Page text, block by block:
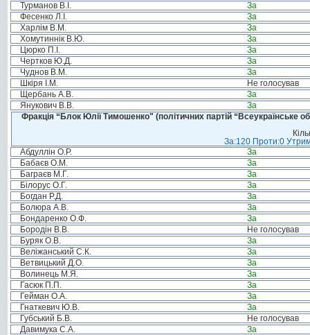
Турманов В.І.
За
Фесенко Л.І.
За
Харлім В.М.
За
Хомутиннік В.Ю.
За
Цюрко П.І.
За
Чертков Ю.Д.
За
Чуднов В.М.
За
Шкіря І.М.
Не голосував
Щербань А.В.
За
Янукович В.В.
За
Фракція “Блок Юлії Тимошенко" (політичних партій “Всеукраїнське
За:120 Проти:0
Абдуллін О.Р.
За
Бабаєв О.М.
За
Баграєв М.Г.
За
Білорус О.Г.
За
Богдан Р.Д.
За
Болюра А.В.
За
Бондаренко О.Ф.
За
Бородін В.В.
Не голосував
Буряк О.В.
За
Веліжанський С.К.
За
Ветвицький Д.О.
За
Волинець М.Я.
За
Гасюк П.П.
За
Гейман О.А.
За
Гнаткевич Ю.В.
За
Губський Б.В.
Не голосував
Давимука С.А.
За